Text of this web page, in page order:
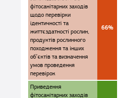
фітосанітарних заходів
щодо перевірки
ідентичності та
життєздатності рослин,
продуктів рослинного
походження та інших
об’єктів та визначення
умов проведення
перевірок
66%
Приведення
фітосанітарних заходів